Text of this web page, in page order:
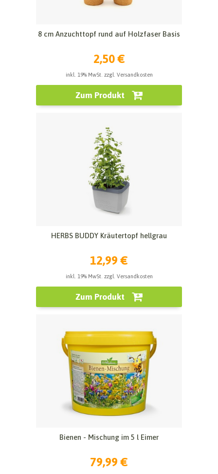
8 cm Anzuchttopf rund auf Holzfaser Basis
2,50 €
inkl. 19% MwSt. zzgl. Versandkosten
Zum Produkt
HERBS BUDDY Kräutertopf hellgrau
12,99 €
inkl. 19% MwSt. zzgl. Versandkosten
Zum Produkt
Bienen - Mischung im 5 l Eimer
79,99 €